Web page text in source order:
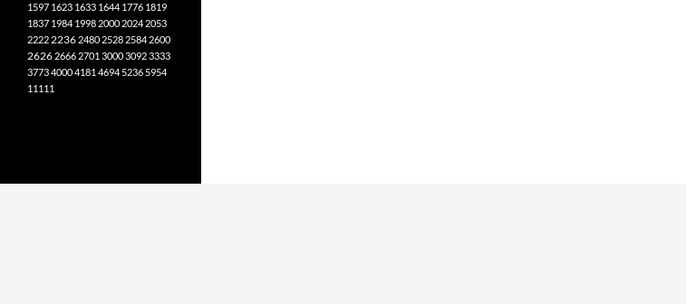
1597 1623 1633 1644 1776 1819
1837 1984 1998 2000 2024 2053
2222 2236 2480 2528 2584 2600
2626 2666 2701 300030923333
377340004181 4694 5236 5954
11111